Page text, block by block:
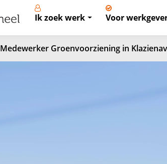
Ik zoek werk Voor
Medewerker Groenvoorziening in